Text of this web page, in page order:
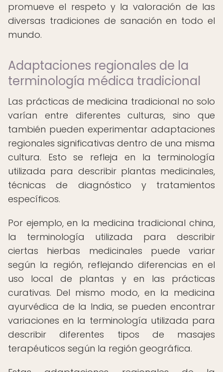
promueve el respeto y la valoración de las
diversas tradiciones de sanación en todo el
mundo.
Adaptaciones regionales de la
terminología médica tradicional
Las prácticas de medicina tradicional no solo
varían entre diferentes culturas, sino que
también pueden experimentar adaptaciones
regionales significativas dentro de una misma
cultura. Esto se refleja en la terminología
utilizada para describir plantas medicinales,
técnicas de diagnóstico y tratamientos
específicos.
Por ejemplo, en la medicina tradicional china,
la terminología utilizada para describir
ciertas hierbas medicinales puede variar
según la región, reflejando diferencias en el
uso local de plantas y en las prácticas
curativas. Del mismo modo, en la medicina
ayurvédica de la India, se pueden encontrar
variaciones en la terminología utilizada para
describir diferentes tipos de masajes
terapéuticos según la región geográfica.